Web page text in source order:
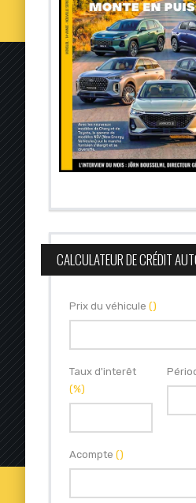
CALCULATEUR DE CRÉDIT
Prix du véhicule ()
Taux d'interêt
(%)
Acompte ()